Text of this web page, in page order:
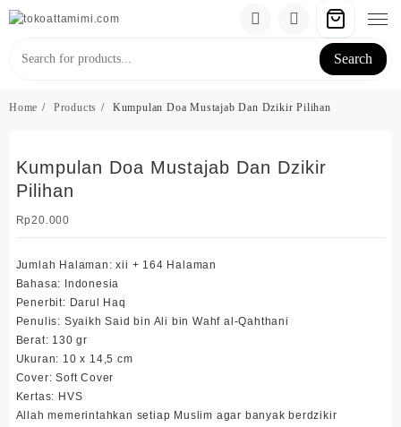
Skip
to
Search
Home Products Kumpulan Doa Mustajab Dan Dzikir Pilihan
Kumpulan Doa Mustajab Dan Dzikir
Pilihan
Rp20.000
Jumlah Halaman: xii + 164 Halaman
Bahasa: Indonesia
Penerbit: Darul Haq
Penulis: Syaikh Said bin Ali bin Wahf al-Qahthani
Berat: 130 gr
Ukuran: 10 x 14,5 cm
Cover: Soft Cover
Kertas: HVS
Allah memerintahkan setiap Muslim agar banyak berdzikir